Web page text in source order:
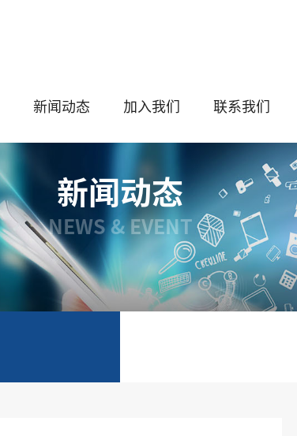
新闻动态 加入我们 联系我们
新闻动态
NEWS & EVENT